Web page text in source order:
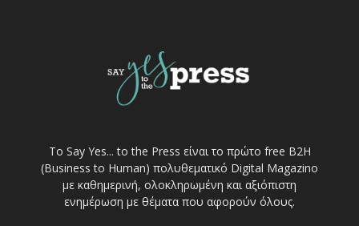
Το Say Yes... to the Press είναι το πρώτο free Β2Η
(Business to Human) πολυθεματικό Digital Magazino
με καθημερινή, ολοκληρωμένη και αξιόπιστη
ενημέρωση με θέματα που αφορούν όλους.